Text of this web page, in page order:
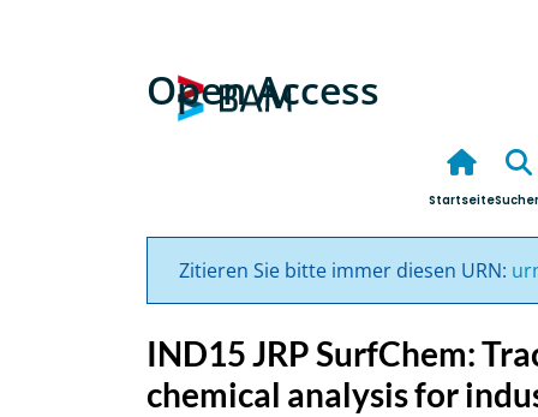
Open Access
Startseite
Zitieren Sie bitte immer diesen URN:
IND15 JRP SurfChem:
chemical analysis for